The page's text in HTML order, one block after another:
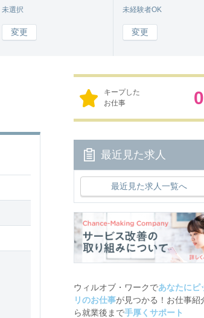
未選択
変更
未経験者OK
変更
キープした
お仕事
0
最近見た求人
最近見た求人一覧へ
ウィルオブ・ワークであなたにピ
リのお仕事が見つかる！お仕事紹
ら就業後まで手厚くサポート